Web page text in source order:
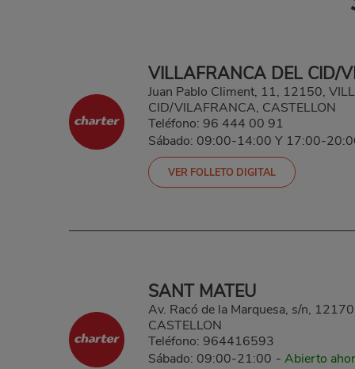
VILLAFRANCA DEL CID/
Juan Pablo Climent, 11, 12150,
CID/VILAFRANCA, CASTELLON
Teléfono: 96 444 00 91
Sábado: 09:00-14:00 Y 17:00-
VER FOLLETO DIGITAL
SANT MATEU
Av. Racó de la Marquesa, s/n,
CASTELLON
Teléfono: 964416593
Sábado: 09:00-21:00 - Abierto